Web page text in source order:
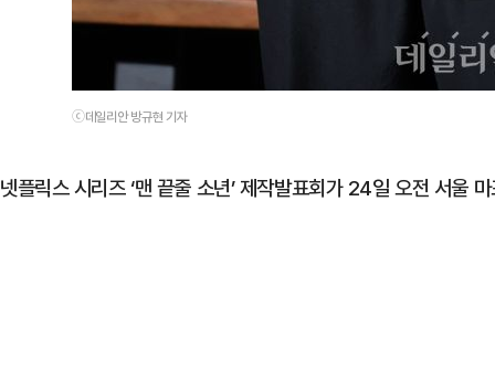
ⓒ데일리안 방규현 기자
넷플릭스 시리즈 ‘맨 끝줄 소년’ 제작발표회가 24일 오전 서울